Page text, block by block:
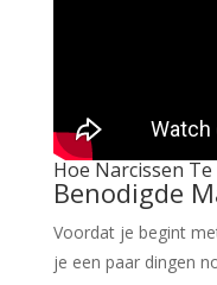
Hoe Narcissen
Benodigde
Voordat je begint
je een paar dingen